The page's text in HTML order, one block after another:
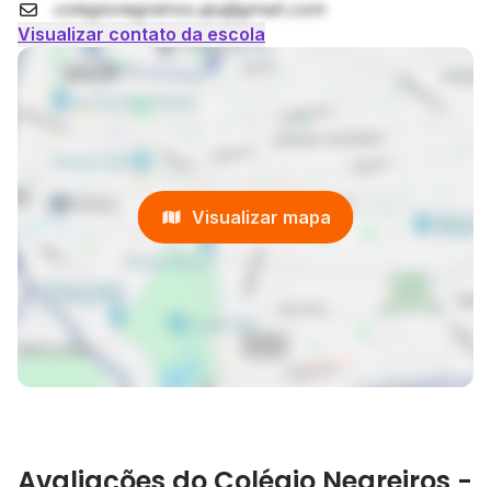
colegionegreiros.aju@gmail.com
Visualizar contato da escola
Visualizar mapa